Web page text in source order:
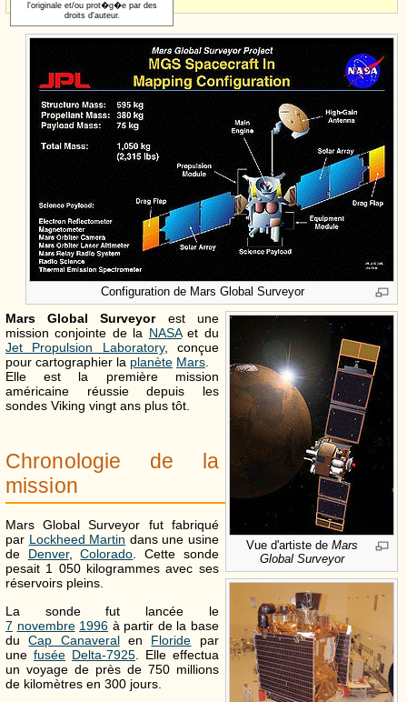
l'originale et/ou prot�g�e par des
droits d'auteur.
Configuration de Mars Global Surveyor
Vue d'artiste de Mars
Global Surveyor
Mars Global Surveyorest une
mission conjointe de la NASAet du
Jet Propulsion Laboratory, conçue
pour cartographier la planète Mars
Elle est la première mission
américaine réussie depuis les
sondes Viking vingt ans plus tôt.
Chronologie de la
mission
Mars Global Surveyor fut fabriqué
par Lockheed Martin dans une usine
de Denver,Colorado . Cette sonde
pesait 1 050 kilogrammes avec ses
réservoirs pleins.
La sonde fut lancée le
7 novembre 1996 à partir de la base
duCap Canaveralen Floride par
une fusée Delta-7925. Elle effectua
un voyage de près de 750 millions
de kilomètres en 300 jours.